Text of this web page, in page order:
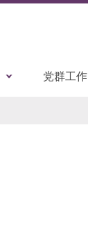
党群工作